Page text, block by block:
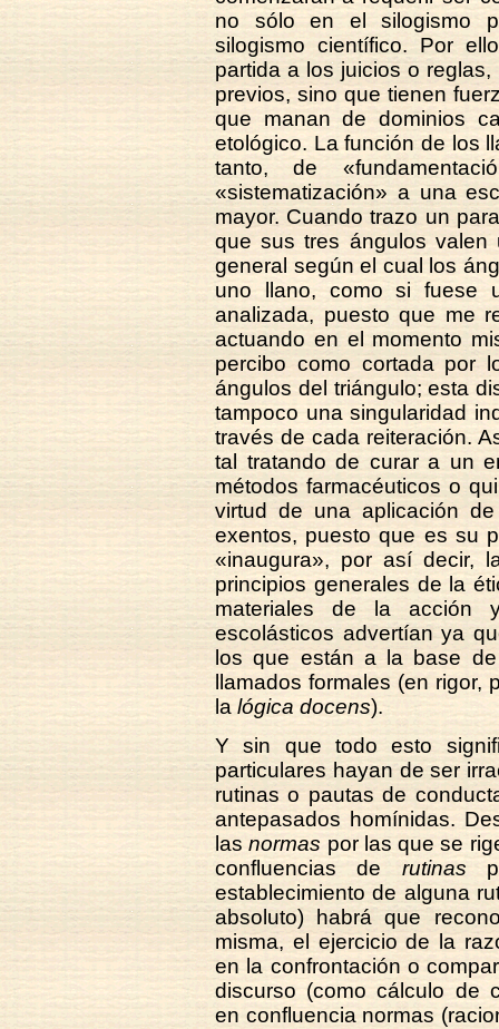
no sólo en el silogismo
silogismo científico. Por
partida a los juicios o
previos, sino que tienen
que manan de dominios
etológico. La función de los
tanto, de
«sistematización» a una
mayor. Cuando trazo un
que sus tres ángulos valen
general según el cual los
uno llano, como si fuese
analizada, puesto que me
actuando en el momento
percibo como cortada por
ángulos del triángulo; esta
tampoco una singularidad
través de cada reiteración.
tal tratando de curar a un
métodos farmacéuticos o
virtud de una aplicación
exentos, puesto que es su
«inaugura», por así decir,
principios generales de la
materiales de la acción
escolásticos advertían ya
los que están a la base
llamados formales (en
la lógica docens).
Y sin que todo esto
particulares hayan de ser
rutinas o pautas de
antepasados homínidas.
lasnormas por las que se
confluencias de rutinas
establecimiento de alguna
absoluto) habrá que
misma, el ejercicio de la
en la confrontación o
discurso (como cálculo de
en confluencia normas